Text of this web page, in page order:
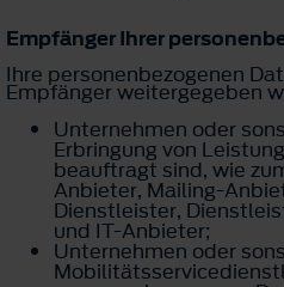
Empfänger Ihrer
Ihre personenbezogenen
Empfänger weitergegeben
Unternehmen oder
Erbringung von
beauftragt sind, wie
Anbieter, Mailing-
Dienstleister,
und IT-Anbieter;
Unternehmen oder